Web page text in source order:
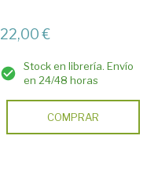
22,00 €
Stock en librería. Envío
en 24/48 horas
COMPRAR